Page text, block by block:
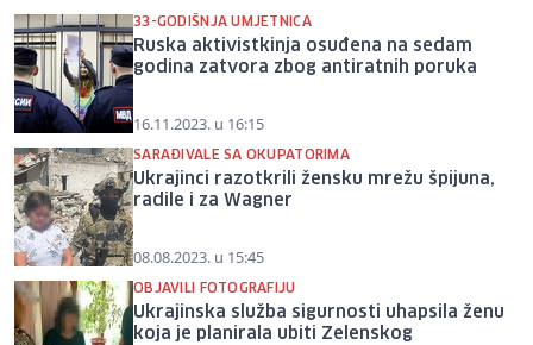
33-GODIŠNJA UMJETNICA
Ruska aktivistkinja osuđena na sedam
godina zatvora zbog antiratnih poruka
16.11.2023. u 16:15
SARAĐIVALE SA OKUPATORIMA
Ukrajinci razotkrili žensku mrežu špijuna,
radile i za Wagner
08.08.2023. u 15:45
OBJAVILI FOTOGRAFIJU
Ukrajinska služba sigurnosti uhapsila ženu
koja je planirala ubiti Zelenskog